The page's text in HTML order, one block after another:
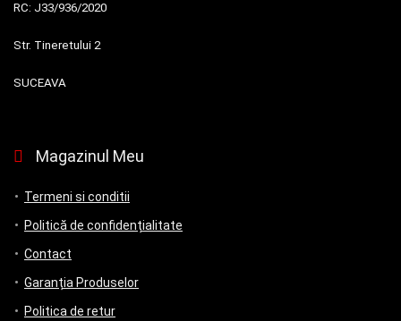
RC: J33/936/2020
Str. Tineretului 2
SUCEAVA
Magazinul Meu
Termeni si conditii
Politică de confidențialitate
Contact
Garanția Produselor
Politica de retur